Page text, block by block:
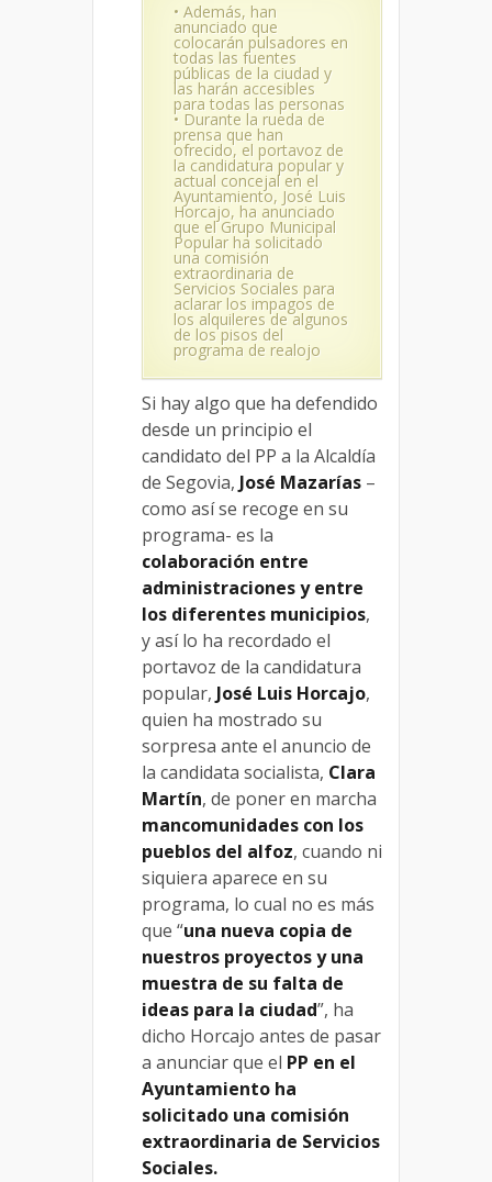
• Además, han
anunciado que
colocarán pulsadores en
todas las fuentes
públicas de la ciudad y
las harán accesibles
para todas las personas
• Durante la rueda de
prensa que han
ofrecido, el portavoz de
la candidatura popular y
actual concejal en el
Ayuntamiento, José Luis
Horcajo, ha anunciado
que el Grupo Municipal
Popular ha solicitado
una comisión
extraordinaria de
Servicios Sociales para
aclarar los impagos de
los alquileres de algunos
de los pisos del
programa de realojo
Si hay algo que ha defendido
desde un principio el
candidato del PP a la Alcaldía
de Segovia, José Mazarías –
como así se recoge en su
programa- es la
colaboración entre
administraciones y entre
los diferentes municipios,
y así lo ha recordado el
portavoz de la candidatura
popular, José Luis Horcajo,
quien ha mostrado su
sorpresa ante el anuncio de
la candidata socialista, Clara
Martín, de poner en marcha
mancomunidades con los
pueblos del alfoz, cuando ni
siquiera aparece en su
programa, lo cual no es más
que “una nueva copia de
nuestros proyectos y una
muestra de su falta de
ideas para la ciudad”, ha
dicho Horcajo antes de pasar
a anunciar que el PP en el
Ayuntamiento ha
solicitado una comisión
extraordinaria de Servicios
Sociales.